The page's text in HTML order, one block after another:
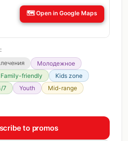
🗺️Open in Google Maps
Молодежное
Family-friendly
Kids zone
7 Youth
Mid-range
to promos